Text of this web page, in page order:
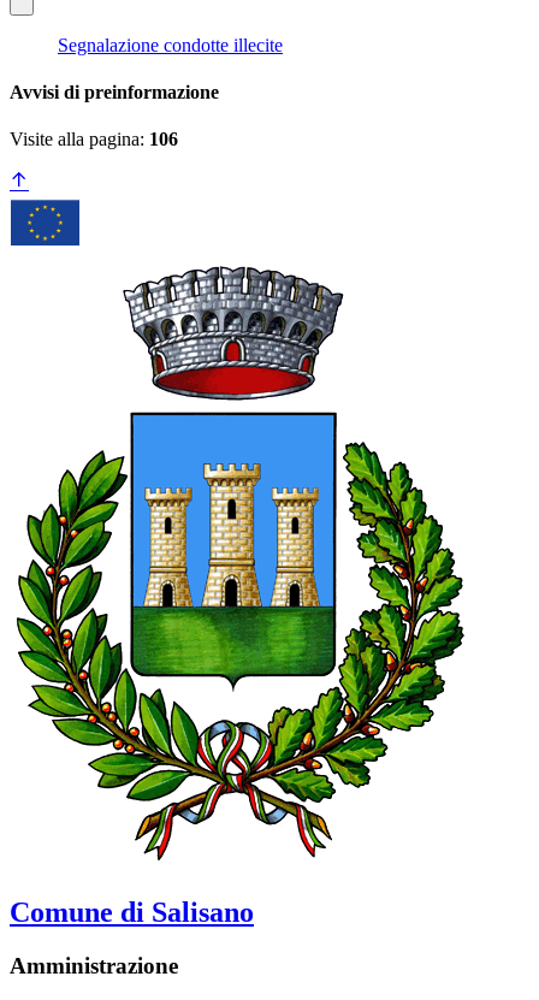
Segnalazione condotte illecite
Avvisi di preinformazione
Visite alla pagina: 106
Comune di Salisano
Amministrazione